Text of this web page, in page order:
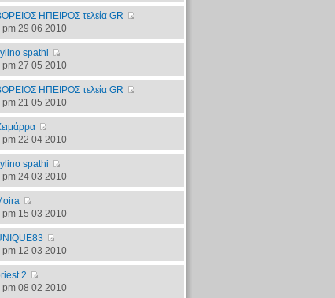
ΗΠΕΙΡΟΣ τελεία GR
pm 29 06 2010
spathi
pm 27 05 2010
ΗΠΕΙΡΟΣ τελεία GR
pm 21 05 2010
pm 22 04 2010
spathi
pm 24 03 2010
pm 15 03 2010
pm 12 03 2010
2
pm 08 02 2010